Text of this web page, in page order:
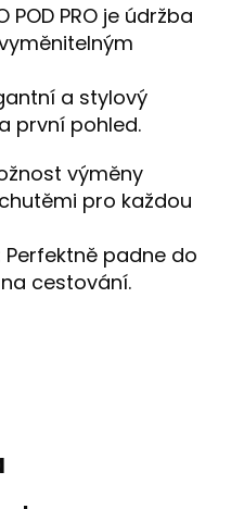
POD PRO je údržba
a stylový
první pohled.
výměny
pro každou
padne do
cestování.